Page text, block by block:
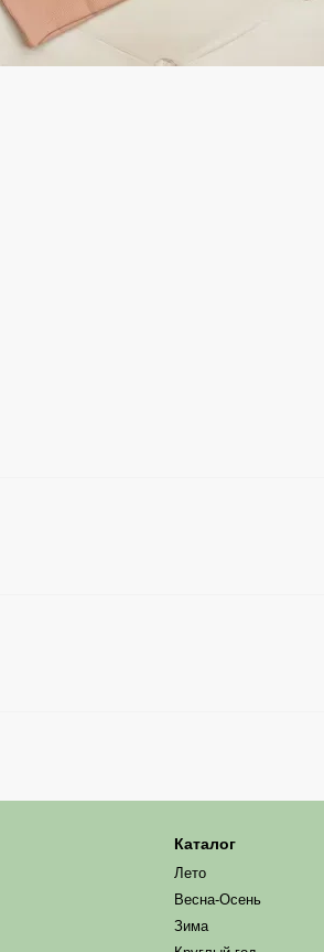
Каталог
Лето
Весна-Осень
Зима